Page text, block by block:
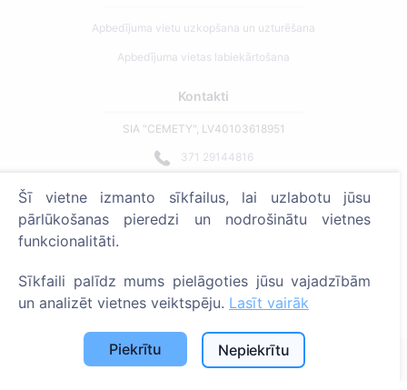
Apbedījuma vietu uzkopšana un uzturēšana
Apbedījuma vietas labiekārtošana
Kontakti
SIA "CEMETY", LV40103618951
371 29144816
Strādājam visā Latvijā!
Administratoriem
© 2013 - 2026 Cemety Visas tiesības aizsargātas
Privātuma politika un noteikumi.
Šī vietne izmanto sīkfailus, lai uzlabotu jūsu
pārlūkošanas pieredzi un nodrošinātu vietnes
funkcionalitāti.
Sīkfaili palīdz mums pielāgoties jūsu vajadzībām
un analizēt vietnes veiktspēju. Lasīt vairāk
Piekrītu Nepiekrītu